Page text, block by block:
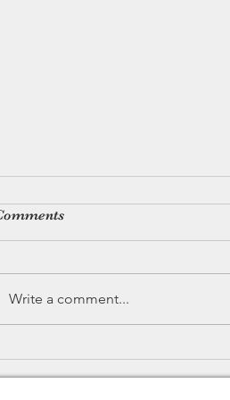
Write a comment...